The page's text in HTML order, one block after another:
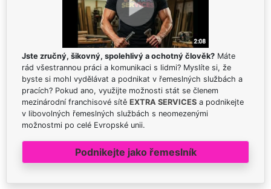
Jste zručný, šikovný, spolehlivý a ochotný člověk? Máte
rád všestrannou práci a komunikaci s lidmi? Myslíte si, že
byste si mohl vydělávat a podnikat v řemeslných službách a
pracích? Pokud ano, využijte možnosti stát se členem
mezinárodní franchisové sítě EXTRA SERVICES a podnikejte
v libovolných řemeslných službách s neomezenými
možnostmi po celé Evropské unii.
Podnikejte jako řemeslník